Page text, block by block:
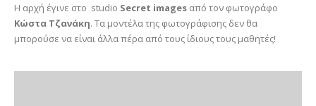
Η αρχή έγινε στο studio Secret images από τον φωτογράφο
Κώστα Τζανάκη. Τα μοντέλα της φωτογράφισης δεν θα
μπορούσε να είναι άλλα πέρα από τους ίδιους τους μαθητές!